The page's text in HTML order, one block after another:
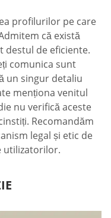
profilurilor pe care
că există
destul de eficiente.
comunica sunt
un singur detaliu
menționa venitul
nu verifică aceste
Recomandăm
legal și etic de
utilizatorilor.